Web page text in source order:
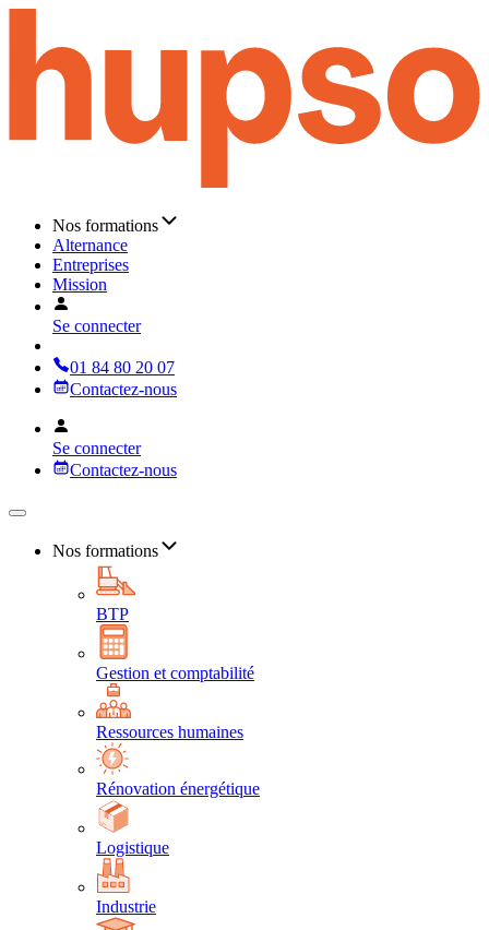
Nos formations
Alternance
Entreprises
Mission
Se connecter
01 84 80 20 07
Contactez-nous
Se connecter
Contactez-nous
Nos formations
BTP
Gestion et comptabilité
Ressources humaines
Rénovation énergétique
Logistique
Industrie